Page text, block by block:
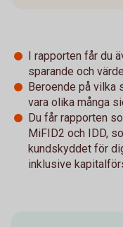
I rapporten får du
sparande och
Beroende på vilka
vara olika många
Du får rapporten
MiFID2 och IDD,
kundskyddet för
inklusive